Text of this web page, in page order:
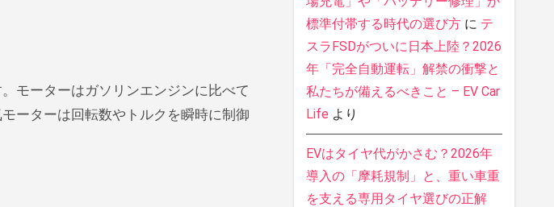
モーターはガソリンエンジンに比べて
ーターは回転数やトルクを瞬時に制御
標準付帯する時代の選び方に テ
スラFSDがついに日本上陸？2026
年「完全自動運転」解禁の衝撃と
私たちが備えるべきこと – EV Car
Life より
EVはタイヤ代がかさむ？2026年
導入の「摩耗規制」と、重い車重
を支える専用タイヤ選びの正解